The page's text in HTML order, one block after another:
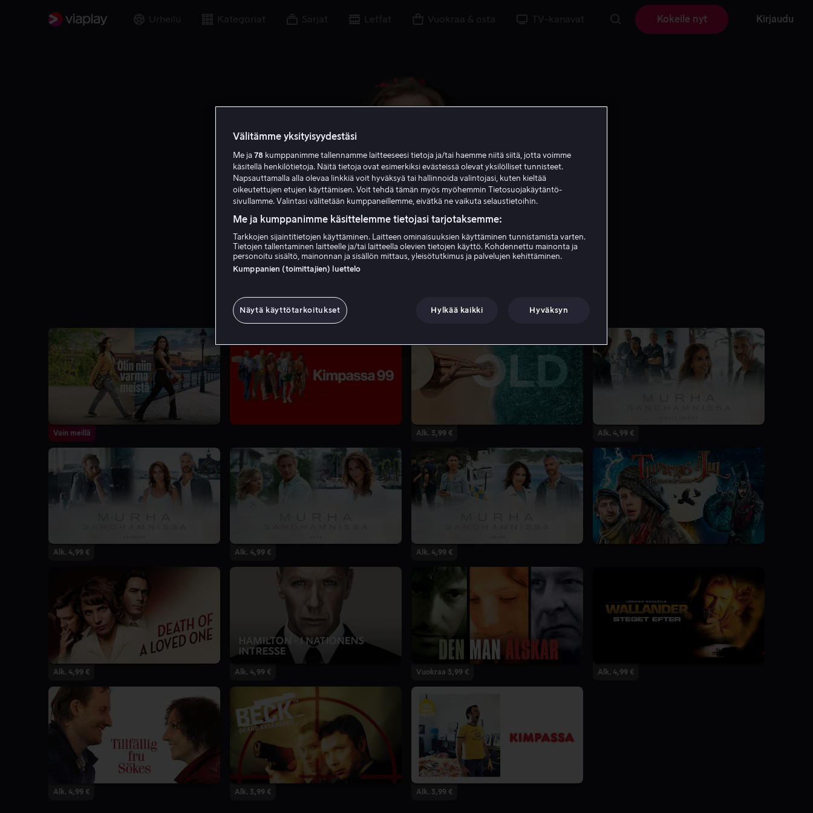
Urheilu Kategoriat Sarjat Leffat Vuokraa & osta TV-kanavat Kokeile nyt Kirjaudu
Gustaf Hammarsten
Näyttelijä
Vain meillä Alk. 3,99 € Alk. 4,99 €
Alk. 4,99 € Alk. 4,99 € Alk. 4,99 €
Alk. 4,99 € Alk. 4,99 € Vuokraa 3,99 € Alk. 4,99 €
Alk. 4,99 € Alk. 3,99 € Alk. 3,99 €
Välitämme yksityisyydestäsi
Me ja 78 kumppanimme tallennamme laitteeseesi tietoja ja/tai haemme niitä siitä, jotta voimme
käsitellä henkilötietoja. Näitä tietoja ovat esimerkiksi evästeissä olevat yksilölliset tunnisteet.
Napsauttamalla alla olevaa linkkiä voit hyväksyä tai hallinnoida valintojasi, kuten kieltää
oikeutettujen etujen käyttämisen. Voit tehdä tämän myös myöhemmin Tietosuojakäytäntö-
sivullamme. Valintasi välitetään kumppaneillemme, eivätkä ne vaikuta selaustietoihin.
Me ja kumppanimme käsittelemme tietojasi tarjotaksemme:
Tarkkojen sijaintitietojen käyttäminen. Laitteen ominaisuuksien käyttäminen tunnistamista varten.
Tietojen tallentaminen laitteelle ja/tai laitteella olevien tietojen käyttö. Kohdennettu mainonta ja
personoitu sisältö, mainonnan ja sisällön mittaus, yleisötutkimus ja palvelujen kehittäminen.
Kumppanien (toimittajien) luettelo
Näytä käyttötarkoitukset Hylkää kaikki Hyväksyn